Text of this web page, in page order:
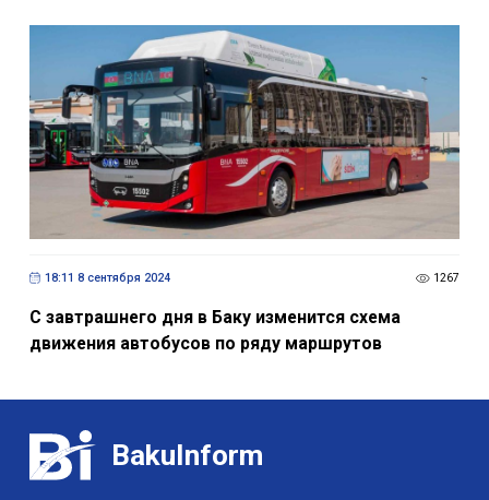
18:11 8 сентября 2024 1267
С завтрашнего дня в Баку изменится схема
движения автобусов по ряду маршрутов
BakuInform